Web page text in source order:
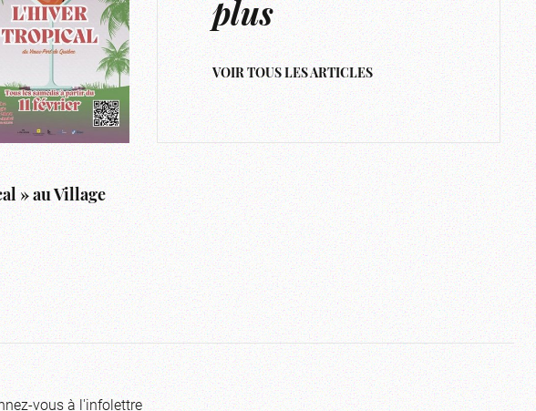
» au Village
plus
VOIR TOUS LES ARTICLES
vous à l'infolettre